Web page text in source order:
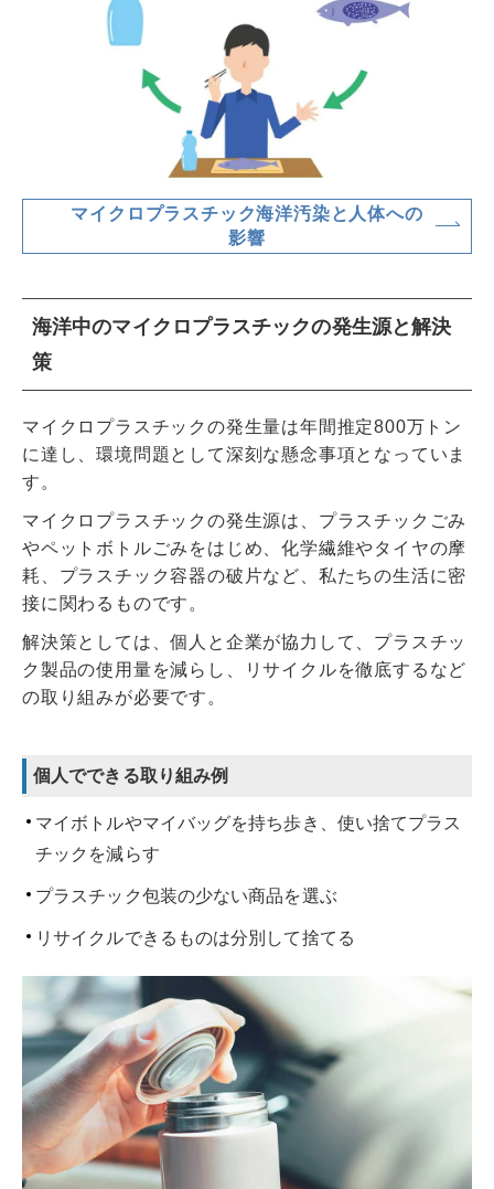
マイクロプラスチック海洋汚染と人体への
影響
海洋中のマイクロプラスチックの発生源と解決
策
マイクロプラスチックの発生量は年間推定800万トン
に達し、環境問題として深刻な懸念事項となっていま
す。
マイクロプラスチックの発生源は、プラスチックごみ
やペットボトルごみをはじめ、化学繊維やタイヤの摩
耗、プラスチック容器の破片など、私たちの生活に密
接に関わるものです。
解決策としては、個人と企業が協力して、プラスチッ
ク製品の使用量を減らし、リサイクルを徹底するなど
の取り組みが必要です。
個人でできる取り組み例
マイボトルやマイバッグを持ち歩き、使い捨てプラス
チックを減らす
プラスチック包装の少ない商品を選ぶ
リサイクルできるものは分別して捨てる